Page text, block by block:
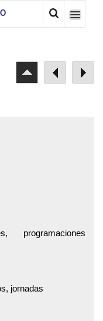
programaciones
jornadas